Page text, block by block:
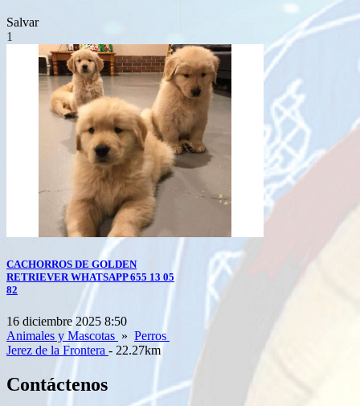
Salvar
1
CACHORROS DE GOLDEN
RETRIEVER WHATSAPP 655 13 05
82
16 diciembre 2025 8:50
Animales y Mascotas » Perros
Jerez de la Frontera - 22.27km
Contáctenos